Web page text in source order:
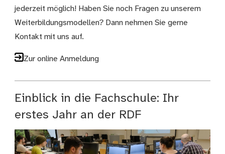
jederzeit möglich! Haben Sie noch Fragen zu unserem
Weiterbildungsmodellen? Dann nehmen Sie gerne
Kontakt mit uns auf.
Zur online Anmeldung
Einblick in die Fachschule: Ihr
erstes Jahr an der RDF